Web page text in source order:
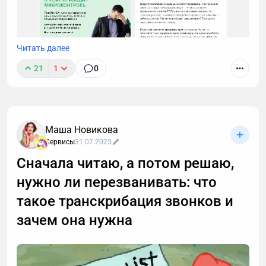
Читать далее
21 1 0
Маша Новикова
Сервисы31.07.2025
Сначала читаю, а потом решаю,
нужно ли перезванивать: что
такое транскрибация звонков и
зачем она нужна